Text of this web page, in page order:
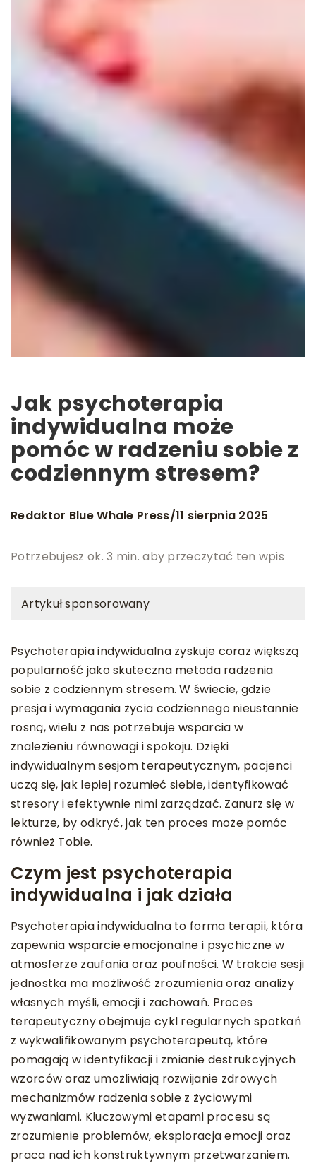
Jak psychoterapia
indywidualna może
pomóc w radzeniu sobie z
codziennym stresem?
Redaktor Blue Whale Press/11 sierpnia 2025
Potrzebujesz ok. 3 min. aby przeczytać ten wpis
Artykuł sponsorowany
Psychoterapia indywidualna zyskuje coraz większą
popularność jako skuteczna metoda radzenia
sobie z codziennym stresem. W świecie, gdzie
presja i wymagania życia codziennego nieustannie
rosną, wielu z nas potrzebuje wsparcia w
znalezieniu równowagi i spokoju. Dzięki
indywidualnym sesjom terapeutycznym, pacjenci
uczą się, jak lepiej rozumieć siebie, identyfikować
stresory i efektywnie nimi zarządzać. Zanurz się w
lekturze, by odkryć, jak ten proces może pomóc
również Tobie.
Czym jest psychoterapia
indywidualna i jak działa
Psychoterapia indywidualna to forma terapii, która
zapewnia wsparcie emocjonalne i psychiczne w
atmosferze zaufania oraz poufności. W trakcie sesji
jednostka ma możliwość zrozumienia oraz analizy
własnych myśli, emocji i zachowań. Proces
terapeutyczny obejmuje cykl regularnych spotkań
z wykwalifikowanym psychoterapeutą, które
pomagają w identyfikacji i zmianie destrukcyjnych
wzorców oraz umożliwiają rozwijanie zdrowych
mechanizmów radzenia sobie z życiowymi
wyzwaniami. Kluczowymi etapami procesu są
zrozumienie problemów, eksploracja emocji oraz
praca nad ich konstruktywnym przetwarzaniem.